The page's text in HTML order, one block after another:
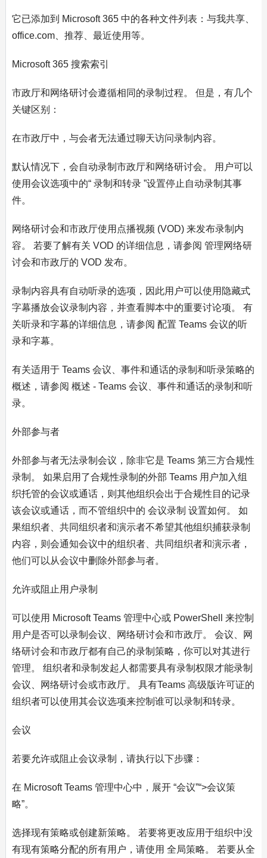
它已添加到 Microsoft 365 中的各种文件列表：与我共享、
office.com、推荐、最近使用等。
Microsoft 365 搜索索引
市政厅和网络研讨会遵循相同的录制过程。 但是，有几个
关键区别：
在市政厅中，与会者无法通过聊天访问录制内容。
默认情况下，会自动录制市政厅和网络研讨会。 用户可以
使用会议选项中的“ 录制和转录 ”设置停止自动录制其事
件。
网络研讨会和市政厅使用点播视频 (VOD) 来发布录制内
容。 若要了解有关 VOD 的详细信息，请参阅 管理网络研
讨会和市政厅的 VOD 发布。
录制内容具有自动听录的选项，因此用户可以使用隐藏式
字幕播放会议录制内容，并查看脚本中的重要讨论项。 有
关听录和字幕的详细信息，请参阅 配置 Teams 会议的听
录和字幕。
有关适用于 Teams 会议、事件和通话的录制和听录策略的
概述，请参阅 概述 - Teams 会议、事件和通话的录制和听
录。
外部参与者
外部参与者无法录制会议，除非它是 Teams 第三方合规性
录制。 如果启用了合规性录制的外部 Teams 用户加入组
织托管的会议或通话，则其他组织会出于合规性目的记录
该会议或通话，而不管组织中的 会议录制 设置如何。 如
果组织者、共同组织者和演示者不希望其他组织捕获录制
内容，则会通知会议中的组织者、共同组织者和演示者，
他们可以从会议中删除外部参与者。
允许或阻止用户录制
可以使用 Microsoft Teams 管理中心或 PowerShell 来控制
用户是否可以录制会议、网络研讨会和市政厅。 会议、网
络研讨会和市政厅都有自己的录制策略，你可以对其进行
管理。 组织者和录制发起人都需要具有录制权限才能录制
会议、网络研讨会或市政厅。 具有Teams 高级版许可证的
组织者可以使用其会议选项来控制谁可以录制和转录。
会议
若要允许或阻止会议录制，请执行以下步骤：
在 Microsoft Teams 管理中心中，展开 “会议”“>会议策
略”。
选择现有策略或创建新策略。 若要将更改应用于组织中没
有现有策略分配的所有用户，请使用 全局策略。 若要从全